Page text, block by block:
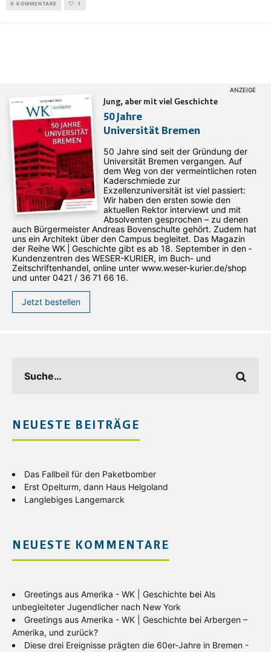
0 KOMMENTARE 1
Jung, aber mit viel Geschichte
50 Jahre
Universität Bremen
50 Jahre sind seit der Gründung der
Universität Bremen vergangen. Auf
dem Weg von der vermeintlichen roten
Kaderschmiede zur
Exzellenzuniversität ist viel passiert:
Wir haben den ersten sowie den
aktuellen Rektor interviewt und mit
Absolventen gesprochen – zu denen
auch Bürgermeister Andreas Bovenschulte gehört. Zudem hat
uns ein Architekt über den Campus begleitet. Das Magazin
der Reihe WK | Geschichte gibt es ab 18. September in den ­
Kundenzentren des WESER-­KURIER, im Buch- und
Zeitschriftenhandel, online unter www.weser-kurier.de/shop
und unter 0421 / 36 71 66 16.
Jetzt bestellen
NEUESTE BEITRÄGE
Das Fallbeil für den Paketbomber
Erst Opelturm, dann Haus Helgoland
Langlebiges Langemarck
NEUESTE KOMMENTARE
Greetings aus Amerika - WK | Geschichte bei Als
unbegleiteter Jugendlicher nach New York
Greetings aus Amerika - WK | Geschichte bei Arbergen –
Amerika, und zurück?
Diese drei Ereignisse prägten die 60er-Jahre in Bremen -